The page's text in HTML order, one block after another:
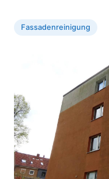
Fassadenreinigung